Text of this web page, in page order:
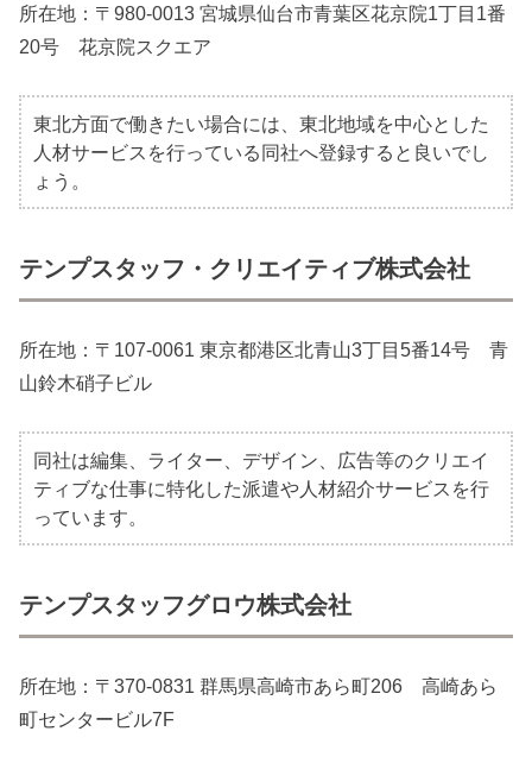
所在地：〒980-0013 宮城県仙台市青葉区花京院1丁目1番
20号 花京院スクエア
東北方面で働きたい場合には、東北地域を中心とした
人材サービスを行っている同社へ登録すると良いでし
ょう。
テンプスタッフ・クリエイティブ株式会社
所在地：〒107-0061 東京都港区北青山3丁目5番14号 青
山鈴木硝子ビル
同社は編集、ライター、デザイン、広告等のクリエイ
ティブな仕事に特化した派遣や人材紹介サービスを行
っています。
テンプスタッフグロウ株式会社
所在地：〒370-0831 群馬県高崎市あら町206 高崎あら
町センタービル7F